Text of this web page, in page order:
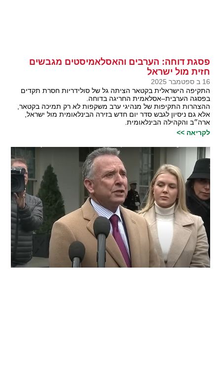
פסגת דוחה: הערבים והאסלאמיסטים מגבשים
חזית מול ישראל
16 ב ספטמבר 2025
התקיפה הישראלית בקטאר הציתה גל של סולידריות חסרת תקדים
בפסגה הערבית–אסלאמית החריגה בדוחה.
ההצהרות התקיפות של מנהיגי ערב משקפות לא רק תמיכה בקטאר,
אלא גם ניסיון לגבש סדר יום חדש בזירה הבינלאומית מול ישראל,
ארה״ב והקהילה הבינלאומית.
לקריאה >>